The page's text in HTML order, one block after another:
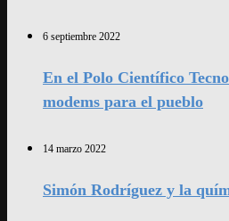
6 septiembre 2022
En el Polo Científico
modems para el pueblo
14 marzo 2022
Simón Rodríguez y la